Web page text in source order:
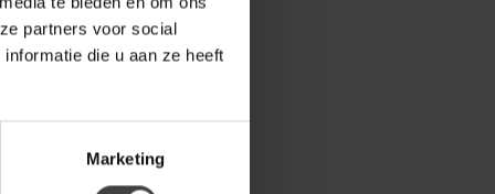
partners voor social
die u aan ze heeft
Marketing